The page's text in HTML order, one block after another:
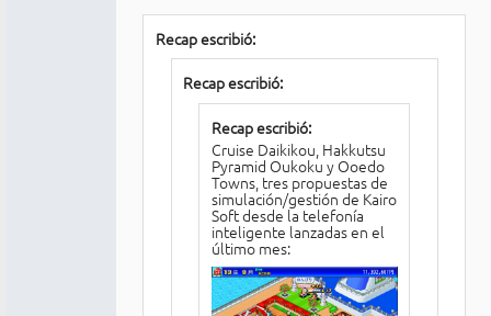
Recap escribió:
Recap escribió:
Recap escribió:
Cruise Daikikou, Hakkutsu
Pyramid Oukoku y Ooedo
Towns, tres propuestas de
simulación/gestión de Kairo
Soft desde la telefonía
inteligente lanzadas en el
último mes: